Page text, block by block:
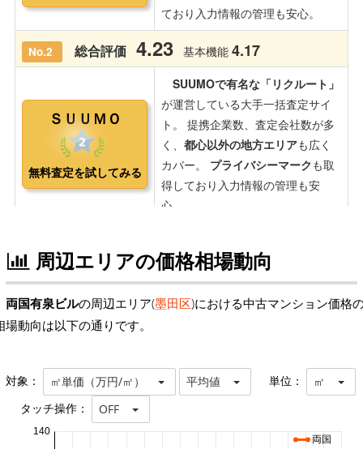
周辺エリアの価格相場動向
両国有泉ビルの周辺エリア(墨田区)における中古マンション価格
場動向は以下の通りです。
対象： ㎡単価（万円/㎡） 平均値 単位： ㎡
タッチ操作： OFF
140
両国